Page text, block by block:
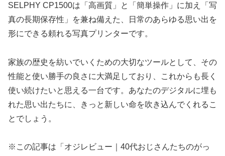
SELPHY CP1500は「高画質」と「簡単操作」に加え「写
真の長期保存性」を兼ね備えた、日常のあらゆる思い出を
形にできる頼れる写真プリンターです。
家族の歴史を紡いでいくための大切なツールとして、その
性能と使い勝手の良さに大満足しており、これからも長く
使い続けたいと思える一台です。あなたのデジタルに埋も
れた思い出たちに、きっと新しい命を吹き込んでくれるこ
とでしょう。
※この記事は「オジレビュー｜40代おじさんたちのがっ